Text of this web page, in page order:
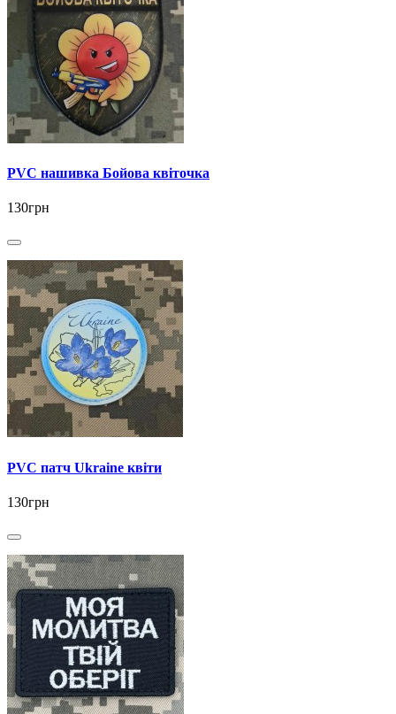
PVC нашивка Бойова квіточка
130грн
PVC патч Ukraine квіти
130грн